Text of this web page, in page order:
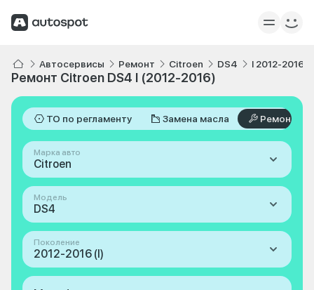
Автосервисы Ремонт Citroen DS4 I 2012-2016
Ремонт Citroen DS4 I (2012-2016)
ТО по регламенту Замена масла Ремонт
Марка авто
Citroen
Модель
DS4
Поколение
2012-2016 (I)